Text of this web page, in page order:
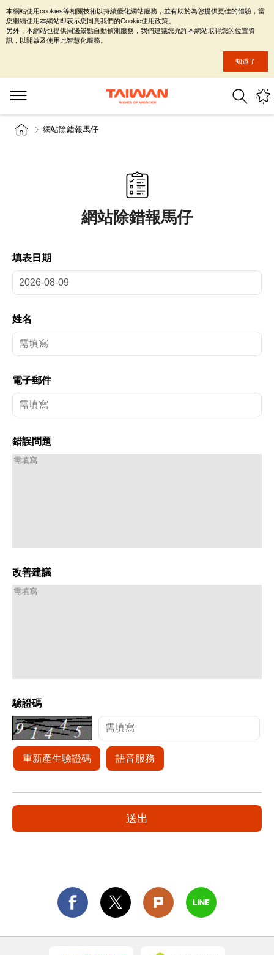
網站除錯報馬仔
網站除錯報馬仔
填表日期
姓名
電子郵件
錯誤問題
改善建議
驗證碼
重新產生驗證碼 語音服務
本網站使用cookies等相關技術以持續優化網站服務，並有助於為您提供更佳的體驗，當
您繼續使用本網站即表示您同意我們的Cookie使用政策。
另外，本網站也提供周邊景點自動偵測服務，我們建議您允許本網站取得您的位置資
訊，以開啟及使用此智慧化服務。
知道了